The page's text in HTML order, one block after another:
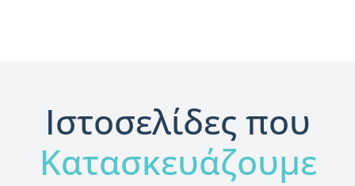
Ιστοσελίδες που
Κατασκευάζουμε